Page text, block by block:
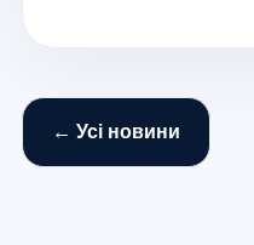
← Усі новини